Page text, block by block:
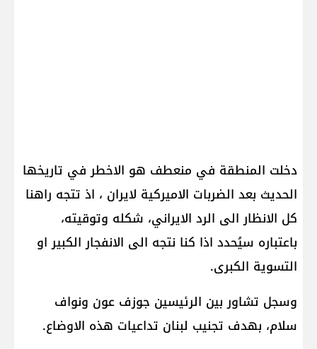
دخلت المنطقة في منعطف هو الاخطر في تاريخها
الحديث بعد الضربات الاميركية لايران ، اذ تتجه راهنا
كل الانظار الى الرد الايراني، شكله وتوقيته،
باعتباره سيُحدد اذا كنا نتجه الى الانفجار الكبير او
التسوية الكبرى.
وسجل تشاور بين الرئيسين جوزف عون ونواف
سلام، بهدف تجنيب لبنان تداعيات هذه الاوضاع.